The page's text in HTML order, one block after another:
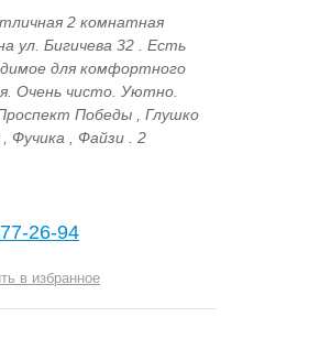
2 комнатная
ул. Бигичева 32 . Есть
для комфортного
Очень чисто. Уютно.
Победы , Глушко
, Фучика , Файзи . 2
26-94
в избранное